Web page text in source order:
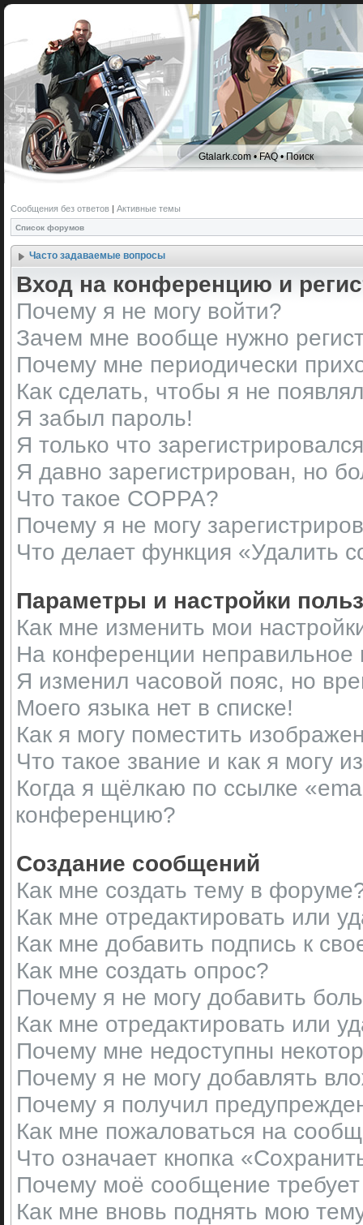
Gtalark.com •FAQ•Поиск
Сообщения без ответов | Активные темы
Список форумов
Часто задаваемые вопросы
Вход на конференцию и
Почему я не могу войти?
Зачем мне вообще нужно
Почему мне периодически
Как сделать, чтобы я не
Я забыл пароль!
Я только что
Я давно зарегистрирован, но
Что такое COPPA?
Почему я не могу
Что делает функция «Удалить
Параметры и настройки
Как мне изменить мои
На конференции неправильное
Я изменил часовой пояс, но
Моего языка нет в списке!
Как я могу поместить
Что такое звание и как я могу
Когда я щёлкаю по ссылке
конференцию?
Создание сообщений
Как мне создать тему в
Как мне отредактировать или
Как мне добавить подпись к
Как мне создать опрос?
Почему я не могу добавить
Как мне отредактировать или
Почему мне недоступны
Почему я не могу добавлять
Почему я получил
Как мне пожаловаться на
Что означает кнопка
Почему моё сообщение
Как мне вновь поднять мою